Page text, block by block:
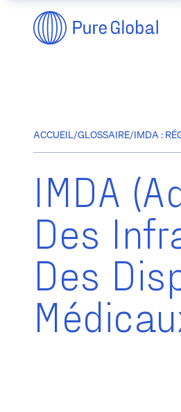
ACCUEIL/GLOSSAIRE/IMDA :
IMDA
Des
Des